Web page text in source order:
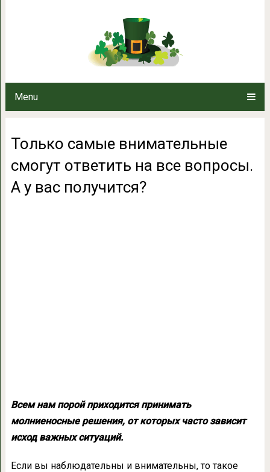
Menu
Только самые внимательные
Только самые внимательные
смогут ответить на все вопросы.
А у вас получится?
Всем нам порой приходится принимать
молниеносные решения, от которых часто зависит
исход важных ситуаций.
Если вы наблюдательны и внимательны, то такое